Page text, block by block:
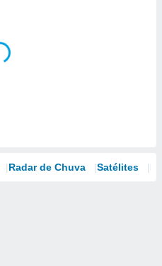
Radar de Chuva Satélites